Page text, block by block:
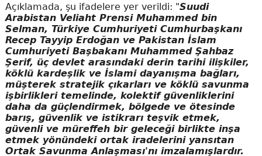
Açıklamada, şu ifadelere yer verildi: "Suudi
Arabistan Veliaht Prensi Muhammed bin
Selman, Türkiye Cumhuriyeti Cumhurbaşkanı
Recep Tayyip Erdoğan ve Pakistan İslam
Cumhuriyeti Başbakanı Muhammed Şahbaz
Şerif, üç devlet arasındaki derin tarihi ilişkiler,
köklü kardeşlik ve İslami dayanışma bağları,
müşterek stratejik çıkarları ve köklü savunma
işbirlikleri temelinde, kolektif güvenliklerini
daha da güçlendirmek, bölgede ve ötesinde
barış, güvenlik ve istikrarı teşvik etmek,
güvenli ve müreffeh bir geleceği birlikte inşa
etmek yönündeki ortak iradelerini yansıtan
Ortak Savunma Anlaşması'nı imzalamışlardır.